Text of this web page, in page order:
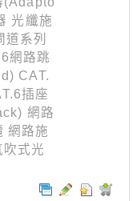
光纖施
系列
網路跳
CAT.
插座
網路
網路施
式光